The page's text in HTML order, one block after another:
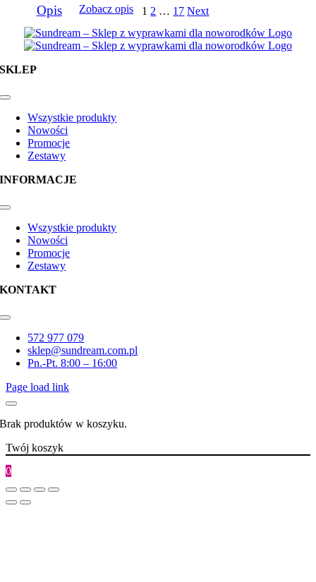
do
184,00zł
produkt
ma
wiele
wariantów.
można
stronie
produktu
Opis Zobacz opis 1 2 … 17 Next
SKLEP
Toggle
NavigationWszystkie produkty
Nowości
Promocje
Zestawy
INFORMACJE
Toggle
NavigationWszystkie produkty
Nowości
Promocje
Zestawy
KONTAKT
Toggle
Navigation572 977 079
sklep@sundream.com.pl
Pn.-Pt. 8:00 – 16:00
Page load link
Brak produktów w koszyku.
Twój koszyk
0